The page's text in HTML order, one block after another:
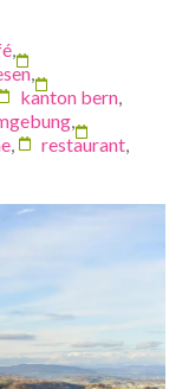
kanton bern
restaurant